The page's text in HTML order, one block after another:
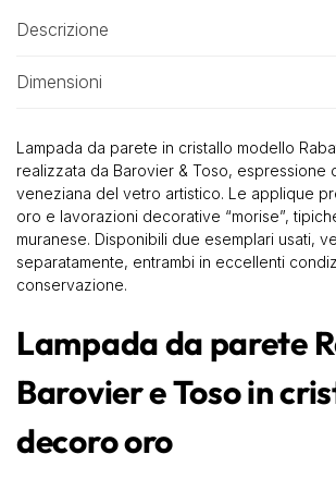
Descrizione
Dimensioni
Lampada da parete in cristallo modello
realizzata da Barovier & Toso, espressione
veneziana del vetro artistico. Le applique
oro e lavorazioni decorative “morise”,
muranese. Disponibili due esemplari usati,
separatamente, entrambi in eccellenti
conservazione.
Lampada da parete
Barovier e Toso in
decoro oro